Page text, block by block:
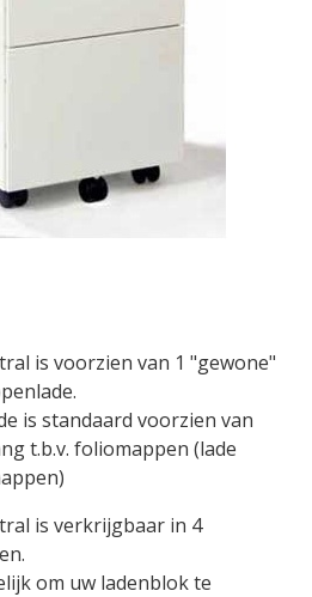
is voorzien van 1 "gewone"
is standaard voorzien van
t.b.v. foliomappen (lade
is verkrijgbaar in 4
om uw ladenblok te